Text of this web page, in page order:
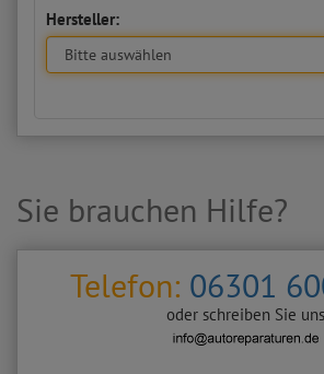
Hersteller:
Sie brauchen Hilfe?
Telefon: 06301
oder schreiben Sie uns